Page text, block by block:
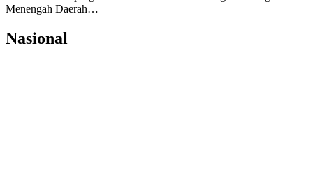
Menengah Daerah…
Nasional